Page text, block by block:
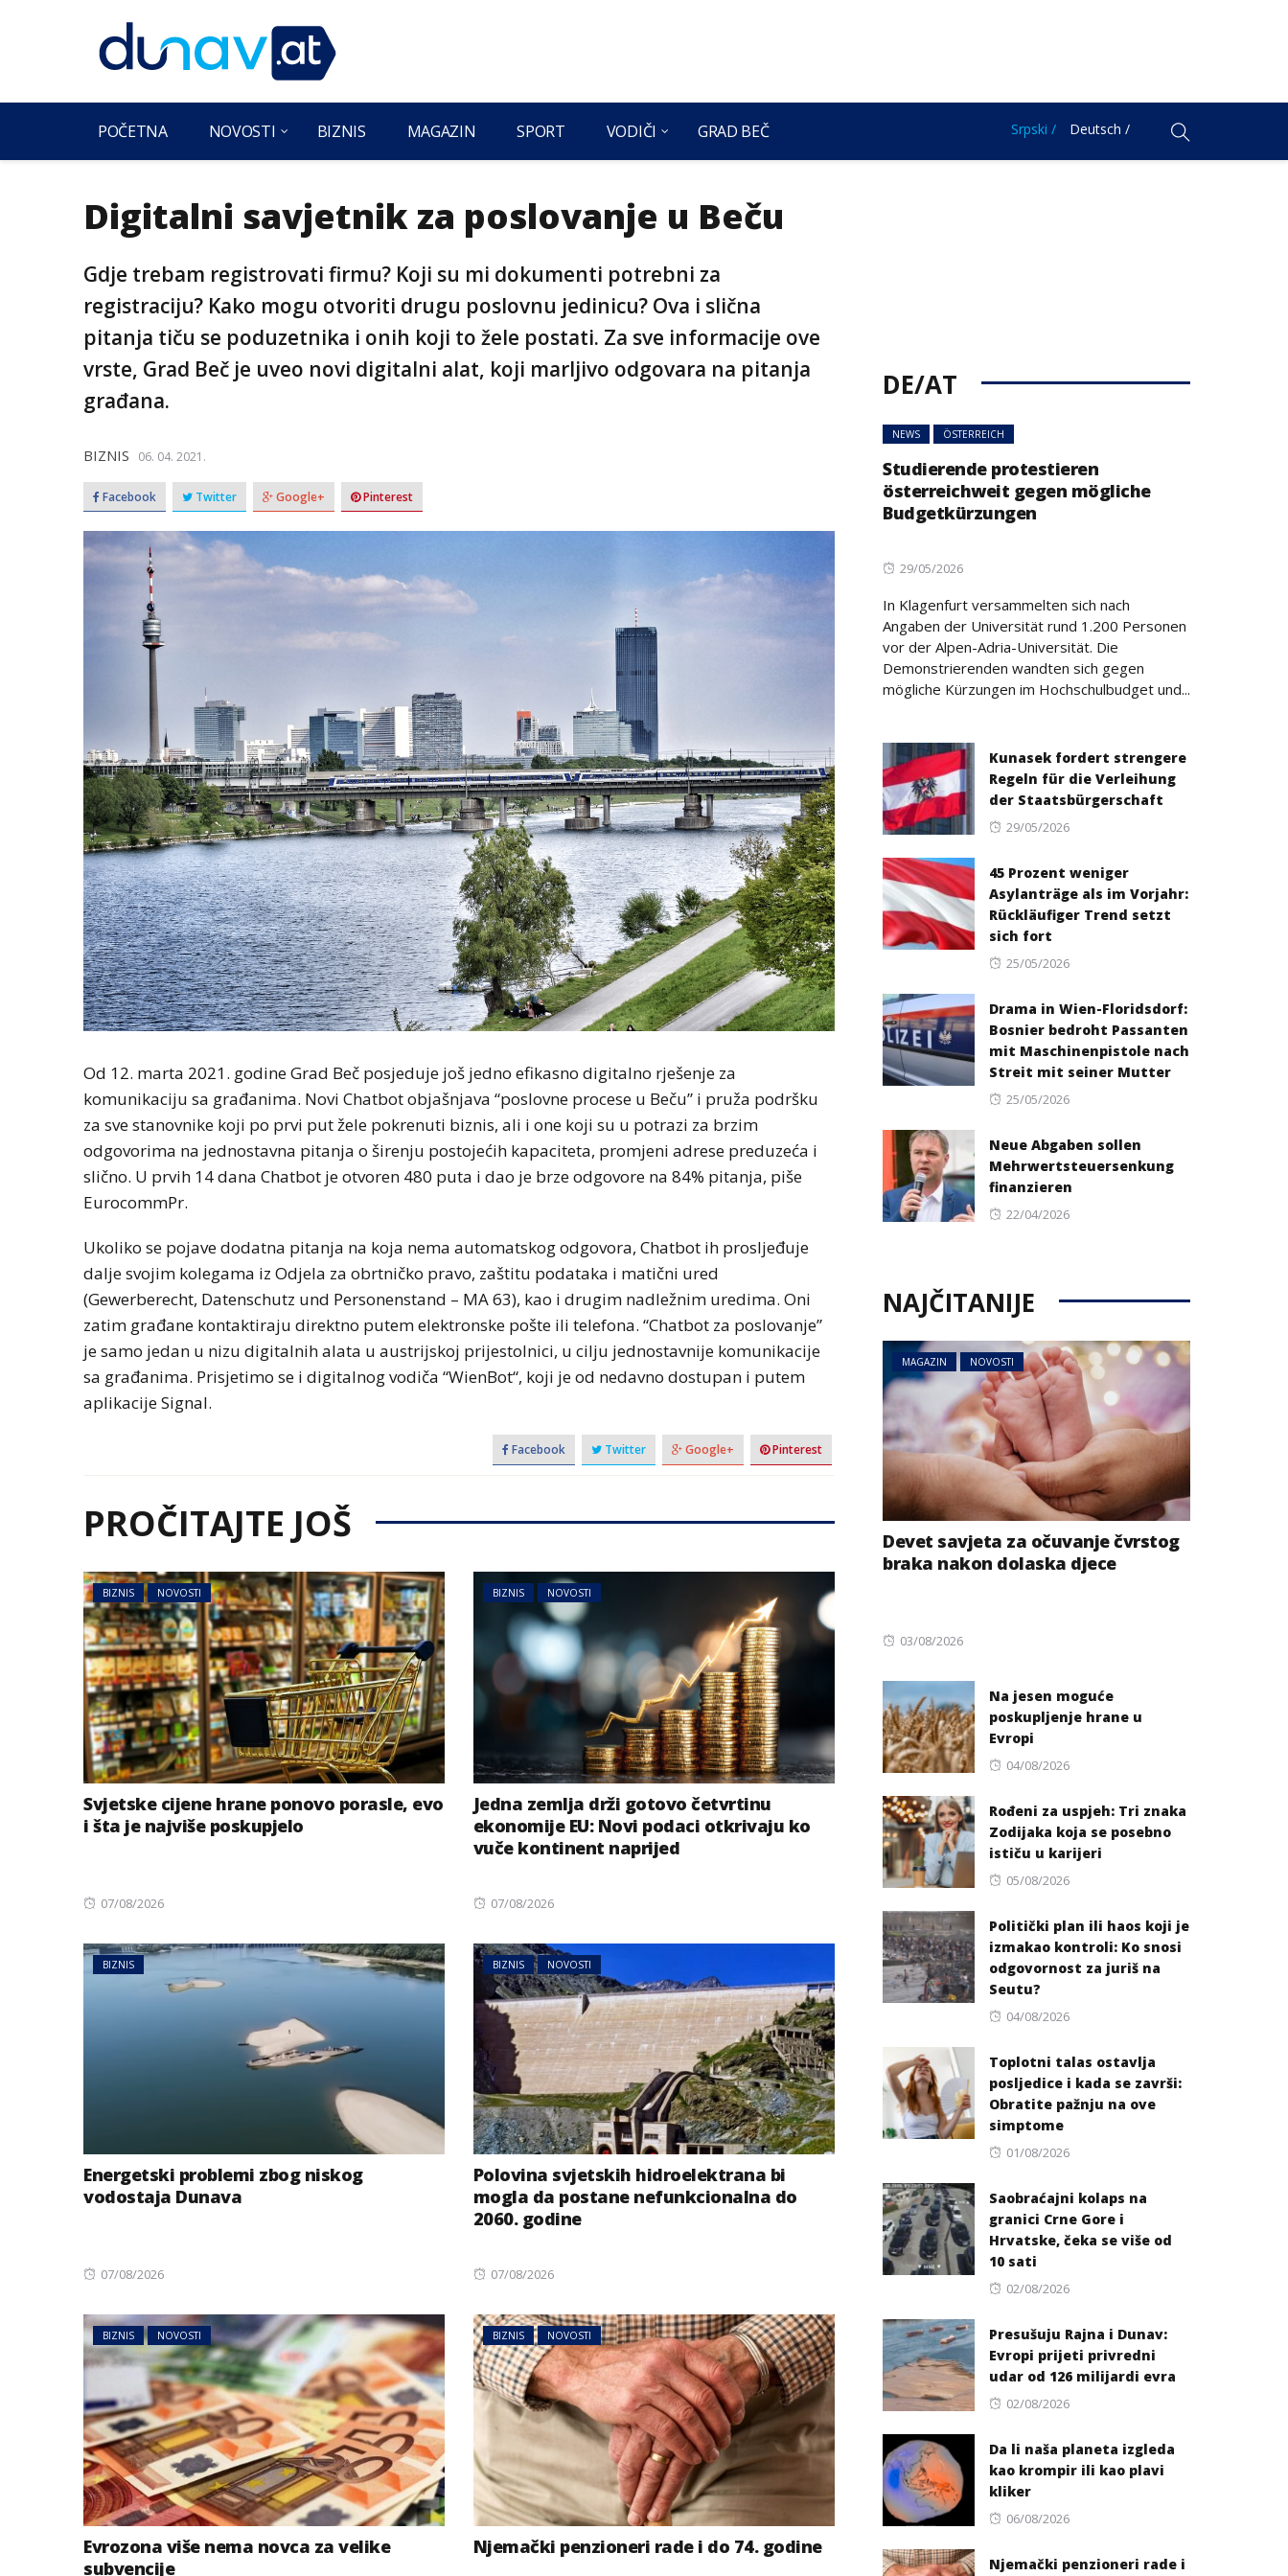
POČETNA NOVOSTI BIZNIS MAGAZIN SPORT VODIČI GRAD BEČ Srpski / Deutsch /
Digitalni savjetnik za poslovanje u Beču
Gdje trebam registrovati firmu? Koji su mi dokumenti potrebni za
registraciju? Kako mogu otvoriti drugu poslovnu jedinicu? Ova i slična
pitanja tiču se poduzetnika i onih koji to žele postati. Za sve informacije ove
vrste, Grad Beč je uveo novi digitalni alat, koji marljivo odgovara na pitanja
građana.
BIZNIS 06. 04. 2021.
Facebook Twitter Google+ Pinterest
Od 12. marta 2021. godine Grad Beč posjeduje još jedno efikasno digitalno rješenje za
komunikaciju sa građanima. Novi Chatbot objašnjava “poslovne procese u Beču” i pruža podršku
za sve stanovnike koji po prvi put žele pokrenuti biznis, ali i one koji su u potrazi za brzim
odgovorima na jednostavna pitanja o širenju postojećih kapaciteta, promjeni adrese preduzeća i
slično. U prvih 14 dana Chatbot je otvoren 480 puta i dao je brze odgovore na 84% pitanja, piše
EurocommPr.
Ukoliko se pojave dodatna pitanja na koja nema automatskog odgovora, Chatbot ih prosljeđuje
dalje svojim kolegama iz Odjela za obrtničko pravo, zaštitu podataka i matični ured
(Gewerberecht, Datenschutz und Personenstand – MA 63), kao i drugim nadležnim uredima. Oni
zatim građane kontaktiraju direktno putem elektronske pošte ili telefona. “Chatbot za poslovanje”
je samo jedan u nizu digitalnih alata u austrijskoj prijestolnici, u cilju jednostavnije komunikacije
sa građanima. Prisjetimo se i digitalnog vodiča “WienBot“, koji je od nedavno dostupan i putem
aplikacije Signal.
Facebook Twitter Google+ Pinterest
PROČITAJTE JOŠ
BIZNIS NOVOSTI
Svjetske cijene hrane ponovo porasle, evo
i šta je najviše poskupjelo
Posted
07/08/2026
BIZNIS NOVOSTI
Jedna zemlja drži gotovo četvrtinu
ekonomije EU: Novi podaci otkrivaju ko
vuče kontinent naprijed
Posted
07/08/2026
BIZNIS
Energetski problemi zbog niskog
vodostaja Dunava
Posted
07/08/2026
BIZNIS NOVOSTI
Polovina svjetskih hidroelektrana bi
mogla da postane nefunkcionalna do
2060. godine
Posted
07/08/2026
BIZNIS NOVOSTI
Evrozona više nema novca za velike
subvencije
BIZNIS NOVOSTI
Njemački penzioneri rade i do 74. godine
DE/AT
NEWS ÖSTERREICH
Studierende protestieren
österreichweit gegen mögliche
Budgetkürzungen
Posted
29/05/2026
In Klagenfurt versammelten sich nach
Angaben der Universität rund 1.200 Personen
vor der Alpen-Adria-Universität. Die
Demonstrierenden wandten sich gegen
mögliche Kürzungen im Hochschulbudget und...
Kunasek fordert strengere
Regeln für die Verleihung
der Staatsbürgerschaft
Posted
29/05/2026
45 Prozent weniger
Asylanträge als im Vorjahr:
Rückläufiger Trend setzt
sich fort
Posted
25/05/2026
Drama in Wien-Floridsdorf:
Bosnier bedroht Passanten
mit Maschinenpistole nach
Streit mit seiner Mutter
Posted
25/05/2026
Neue Abgaben sollen
Mehrwertsteuersenkung
finanzieren
Posted
22/04/2026
NAJČITANIJE
MAGAZIN NOVOSTI
Devet savjeta za očuvanje čvrstog
braka nakon dolaska djece
Posted
03/08/2026
Na jesen moguće
poskupljenje hrane u
Evropi
Posted
04/08/2026
Rođeni za uspjeh: Tri znaka
Zodijaka koja se posebno
ističu u karijeri
Posted
05/08/2026
Politički plan ili haos koji je
izmakao kontroli: Ko snosi
odgovornost za juriš na
Seutu?
Posted
04/08/2026
Toplotni talas ostavlja
posljedice i kada se završi:
Obratite pažnju na ove
simptome
Posted
01/08/2026
Saobraćajni kolaps na
granici Crne Gore i
Hrvatske, čeka se više od
10 sati
Posted
02/08/2026
Presušuju Rajna i Dunav:
Evropi prijeti privredni
udar od 126 milijardi evra
Posted
02/08/2026
Da li naša planeta izgleda
kao krompir ili kao plavi
kliker
Posted
06/08/2026
Njemački penzioneri rade i